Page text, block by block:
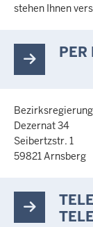
stehen Ihnen
PER
Dezernat 34
Seibertzstr. 1
59821 Arnsberg